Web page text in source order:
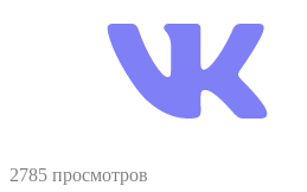
2785 просмотров